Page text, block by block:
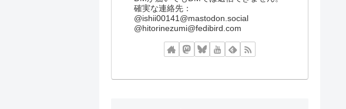
確実な連絡先：
@ishii00141@mastodon.social
@hitorinezumi@fedibird.com